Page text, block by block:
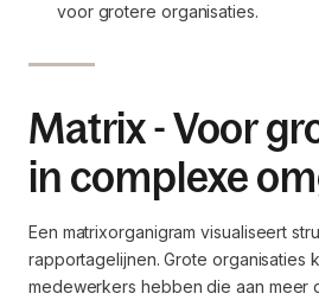
voor grotere organisaties.
Matrix - Voor
in complexe
Een matrixorganigram visualiseert
rapportagelijnen. Grote organisaties
medewerkers hebben die aan meer